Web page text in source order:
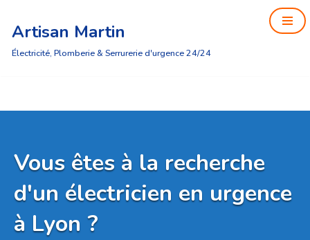
Aller
au
Artisan Martin
Électricité, Plomberie & Serrurerie d'urgence 24/24
Vous êtes à la recherche
d'un électricien en urgence
à Lyon ?